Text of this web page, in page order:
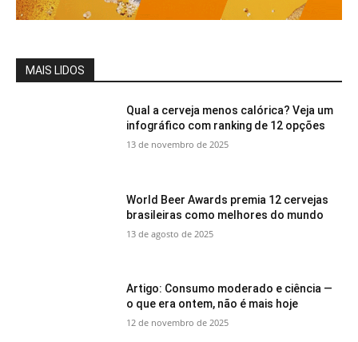
MAIS LIDOS
Qual a cerveja menos calórica? Veja um
infográfico com ranking de 12 opções
13 de novembro de 2025
World Beer Awards premia 12 cervejas
brasileiras como melhores do mundo
13 de agosto de 2025
Artigo: Consumo moderado e ciência —
o que era ontem, não é mais hoje
12 de novembro de 2025